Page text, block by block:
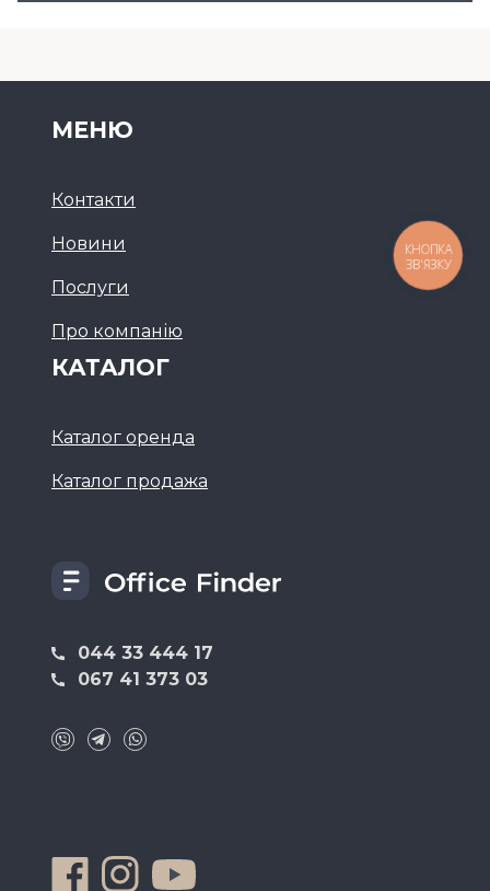
044 33 444 17
067 41 373 03
МЕНЮ
Контакти
Новини
Послуги
Про компанію
КАТАЛОГ
Каталог оренда
Каталог продажа
КНОПКА
ЗВ'ЯЗКУ